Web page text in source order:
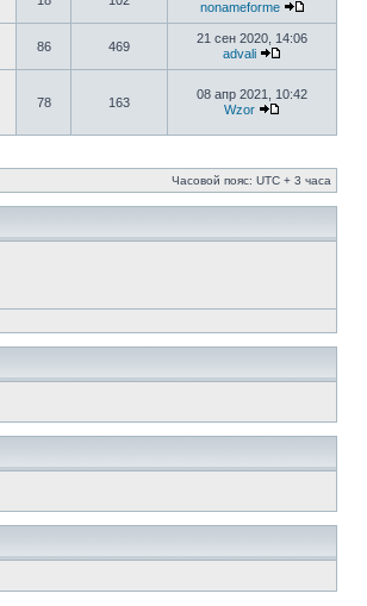
nonameforme
86 469
21 сен 2020, 14:06
advali
78 163
08 апр 2021, 10:42
Wzor
Часовой пояс: UTC + 3 часа